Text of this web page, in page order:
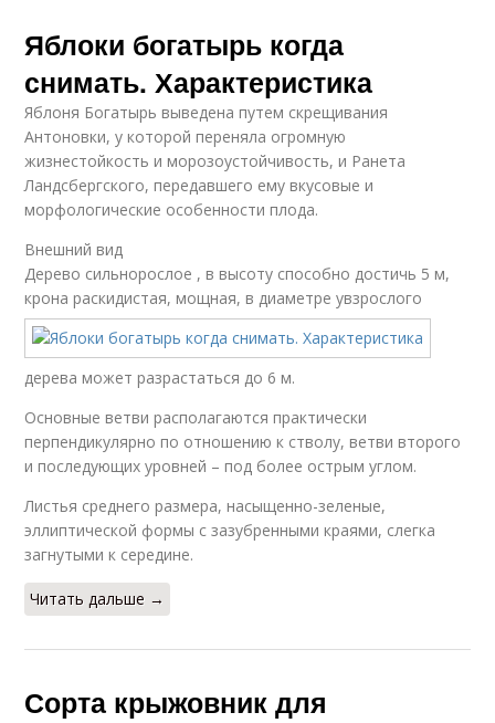
Яблоки богатырь когда
снимать. Характеристика
Яблоня Богатырь выведена путем скрещивания
Антоновки, у которой переняла огромную
жизнестойкость и морозоустойчивость, и Ранета
Ландсбергского, передавшего ему вкусовые и
морфологические особенности плода.
Внешний вид
Дерево сильнорослое , в высоту способно достичь 5 м,
крона раскидистая, мощная, в диаметре увзрослого
дерева может разрастаться до 6 м.
Основные ветви располагаются практически
перпендикулярно по отношению к стволу, ветви второго
и последующих уровней – под более острым углом.
Листья среднего размера, насыщенно-зеленые,
эллиптической формы с зазубренными краями, слегка
загнутыми к середине.
Читать дальше →
Сорта крыжовник для